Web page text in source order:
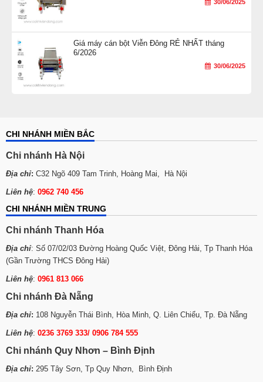
Máy có 3 càng đánh: càng lồng, càng móc câu và càng
máy để đánh kem, đánh trứng. Vì công suất máy nhỏ
nên không đảm bảo để trộn bột.
Máy có thể điều chỉnh được tốc độ đánh từ chậm đến
30/06/2025
Giá máy cán bột Viễn Đông RẺ NHẤT tháng
6/2026
30/06/2025
CHI NHÁNH MIỀN BẮC
Chi nhánh Hà Nội
Địa chỉ: C32 Ngõ 409 Tam Trinh, Hoàng Mai, Hà Nội
Liên hệ: 0962 740 456
CHI NHÁNH MIỀN TRUNG
Chi nhánh Thanh Hóa
Địa chỉ: Số 07/02/03 Đường Hoàng Quốc Việt, Đông Hải, Tp Thanh Hóa
(Gần Trường THCS Đông Hải)
Liên hệ: 0961 813 066
Chi nhánh Đà Nẵng
Địa chỉ: 108 Nguyễn Thái Bình, Hòa Minh, Q. Liên Chiểu, Tp. Đà Nẵng
Liên hệ: 0236 3769 333/ 0906 784 555
Chi nhánh Quy Nhơn – Bình Định
Địa chỉ: 295 Tây Sơn, Tp Quy Nhơn, Bình Định